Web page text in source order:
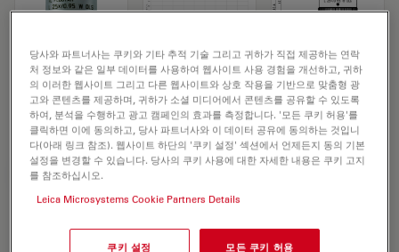
Microscope Objective HC FLUOTAR L
25x/0,95 W DLS
견적 요청하기
Discover the perfect solution. Explore
당사와 파트너사는 쿠키와 기타 추적 기술 그리고 귀하가 직접 제공하는 연락
처 정보와 같은 일부 데이터를 사용하여 웹사이트 사용 경험을 개선하고, 귀하
의 이러한 웹사이트 그리고 다른 웹사이트와 상호 작용을 기반으로 맞춤형 광
고와 콘텐츠를 제공하며, 귀하가 소셜 미디어에서 콘텐츠를 공유할 수 있도록
하여, 분석을 수행하고 광고 캠페인의 효과를 측정합니다. '모든 쿠키 허용'를
클릭하면 이에 동의하고, 당사 파트너사와 이 데이터 공유에 동의하는 것입니
다(아래 링크 참조). 웹사이트 하단의 '쿠키 설정' 섹션에서 언제든지 동의 기본
설정을 변경할 수 있습니다. 당사의 쿠키 사용에 대한 자세한 내용은 쿠키 고지
를 참조하십시오.
Leica Microsystems Cookie Partners Details
쿠키 설정 모든 쿠키 허용